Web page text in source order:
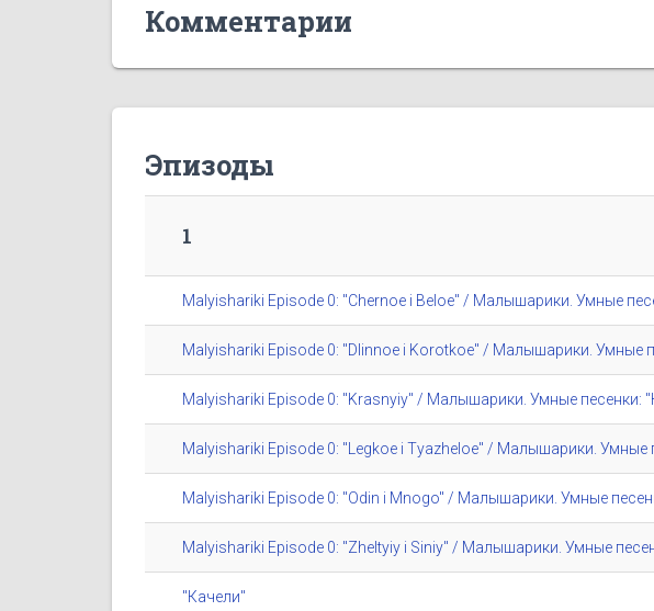
Комментарии
Эпизоды
1
Malyishariki Episode 0: "Chernoe i Beloe" / Малышарики. Умные
Malyishariki Episode 0: "Dlinnoe i Korotkoe" / Малышарики. Умные
Malyishariki Episode 0: "Krasnyiy" / Малышарики. Умные песенки:
Malyishariki Episode 0: "Legkoe i Tyazheloe" / Малышарики. Умные
Malyishariki Episode 0: "Odin i Mnogo" / Малышарики. Умные
Malyishariki Episode 0: "Zheltyiy i Siniy" / Малышарики. Умные
"Качели"